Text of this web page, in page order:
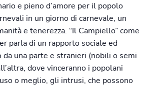
e pieno d’amore per il popolo
in un giorno di carnevale, un
e tenerezza. “Il Campiello” come
parla di un rapporto sociale ed
una parte e stranieri (nobili o semi
dove vinceranno i popolani
o meglio, gli intrusi, che possono